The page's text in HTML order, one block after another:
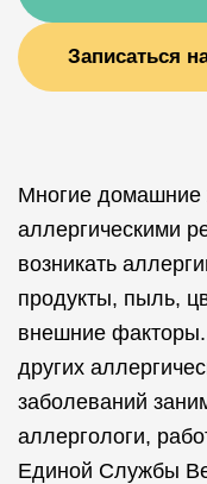
Записаться
Многие домашние
аллергическими
возникать
продукты, пыль,
внешние
других
заболеваний
аллергологи,
Единой Службы